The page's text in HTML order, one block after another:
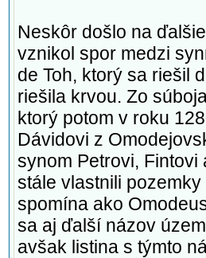
Neskôr došlo na
vznikol spor medzi
de Toh, ktorý sa riešil
riešila krvou. Zo
ktorý potom v roku
Dávidovi z
synom Petrovi, Fintovi
stále vlastnili
spomína ako
sa aj ďalší názov
avšak listina s týmto